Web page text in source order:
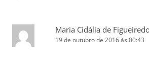
Maria Cidália de
19 de outubro de 2016 às 00:43